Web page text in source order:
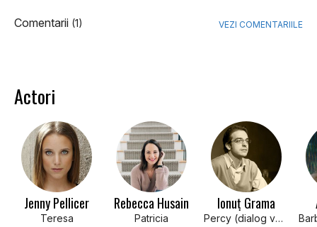
Comentarii (1) VEZI COMENTARIILE
Actori
Jenny Pellicer
Teresa
Rebecca Husain
Patricia
Ionuț Grama
Percy (dialog versiune română)